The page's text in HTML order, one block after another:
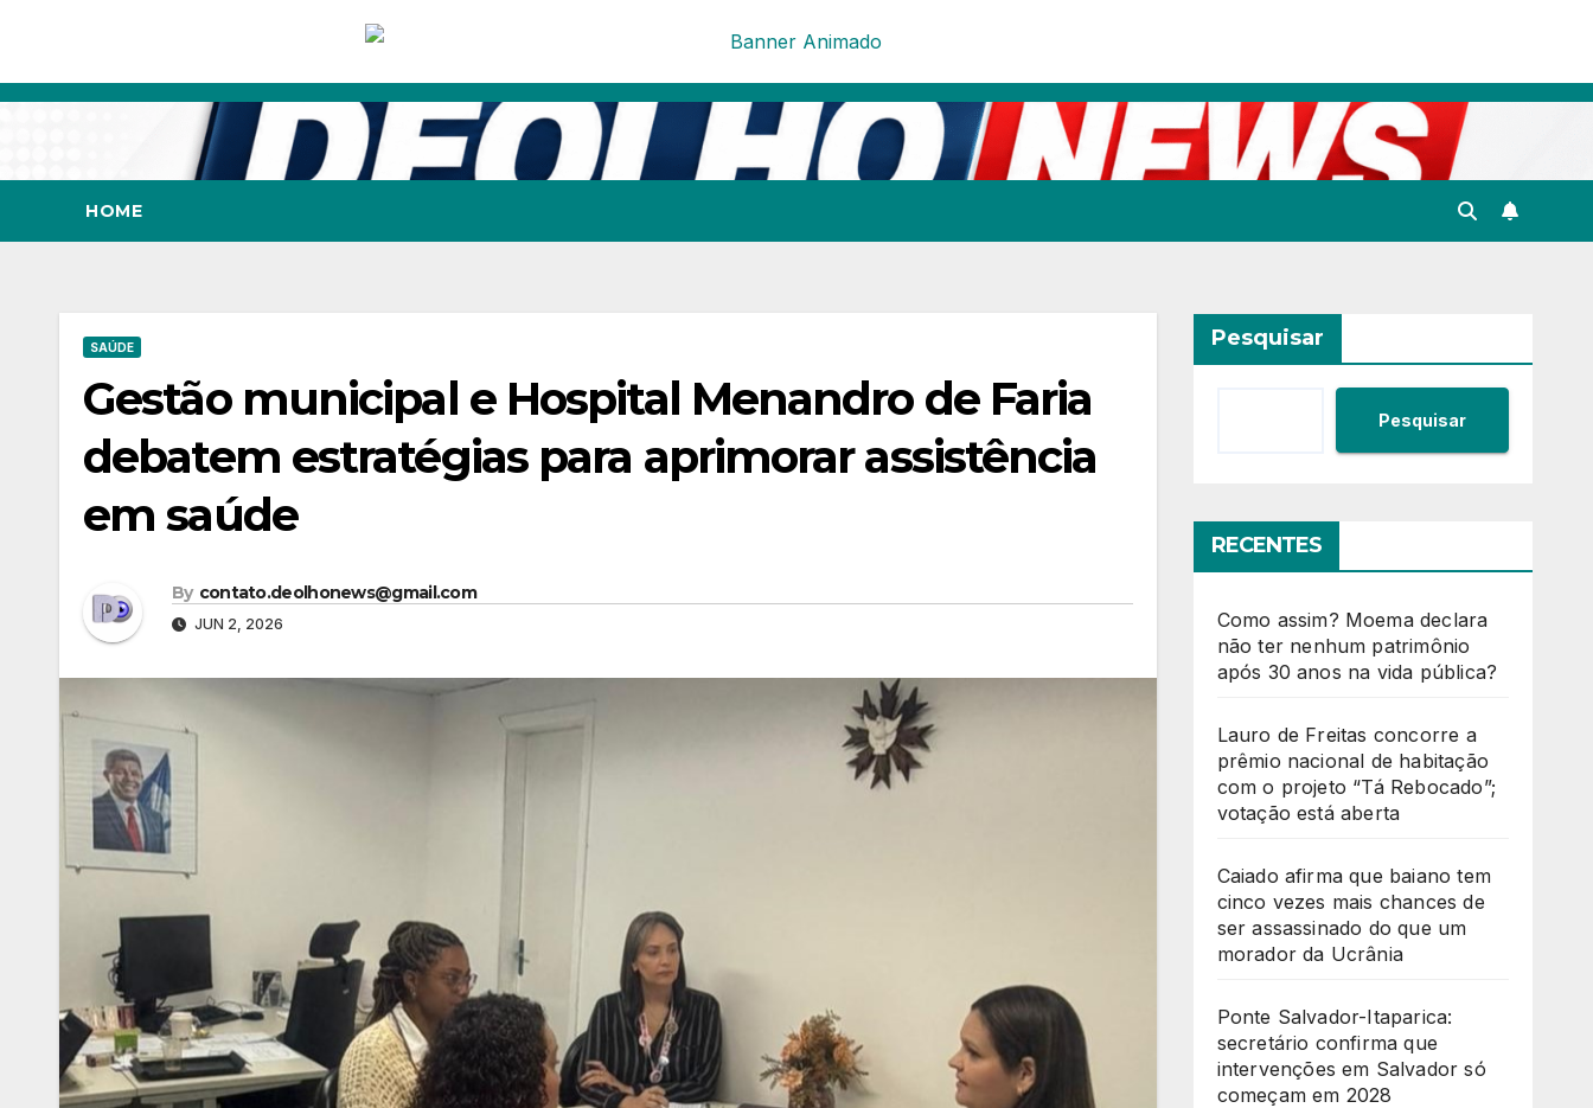
Skip
HOME
SAÚDE
Gestão municipal e Hospital Menandro de Faria
debatem estratégias para aprimorar assistência
em saúde
By contato.deolhonews@gmail.com
JUN 2, 2026
Pesquisar
Pesquisar
RECENTES
Como assim? Moema declara
não ter nenhum patrimônio
após 30 anos na vida pública?
Lauro de Freitas concorre a
prêmio nacional de habitação
com o projeto “Tá Rebocado”;
votação está aberta
Caiado afirma que baiano tem
cinco vezes mais chances de
ser assassinado do que um
morador da Ucrânia
Ponte Salvador-Itaparica:
secretário confirma que
intervenções em Salvador só
começam em 2028